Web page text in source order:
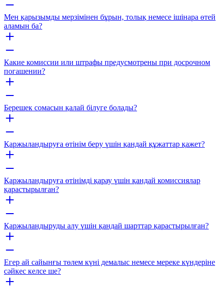
Мен қарызымды мерзімінен бұрын, толық немесе ішінара өтей
аламын ба?
Какие комиссии или штрафы предусмотрены при досрочном
погашении?
Берешек сомасын қалай білуге болады?
Қаржыландыруға өтінім беру үшін қандай құжаттар қажет?
Қаржыландыруға өтінімді қарау үшін қандай комиссиялар
қарастырылған?
Қаржыландыруды алу үшін қандай шарттар қарастырылған?
Егер ай сайынғы төлем күні демалыс немесе мереке күндеріне
сәйкес келсе ше?